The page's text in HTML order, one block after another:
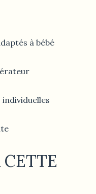
à bébé
CETTE